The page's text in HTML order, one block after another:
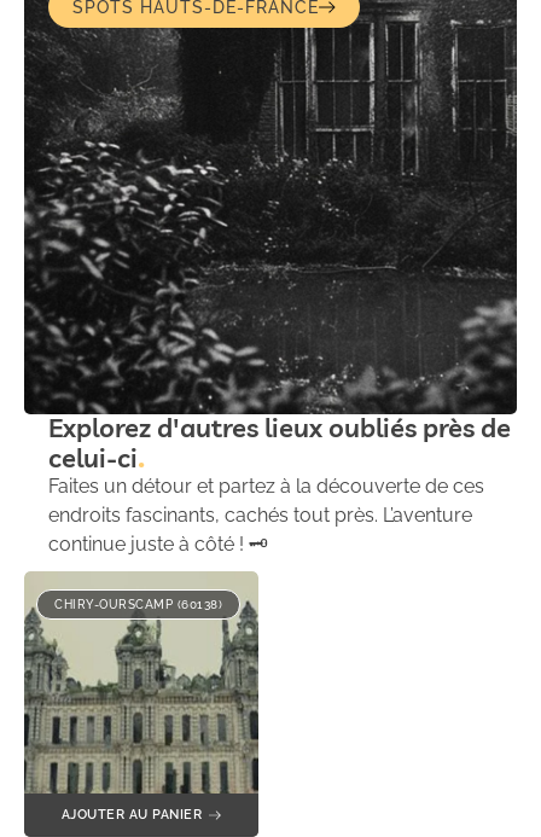
SPOTS HAUTS-DE-FRANCE
Explorez d'autres lieux oubliés près de
celui-ci
Faites un détour et partez à la découverte de ces
endroits fascinants, cachés tout près. L’aventure
continue juste à côté ! 🗝️
CHIRY-OURSCAMP (60138)
AJOUTER AU PANIER